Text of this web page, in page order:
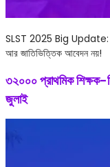
SLST 2025 Big Update:
আর জাতিভিত্তিক আবেদন নয়!
৩২০০০ প্রাথমিক শিক্ষক-
জুলাই